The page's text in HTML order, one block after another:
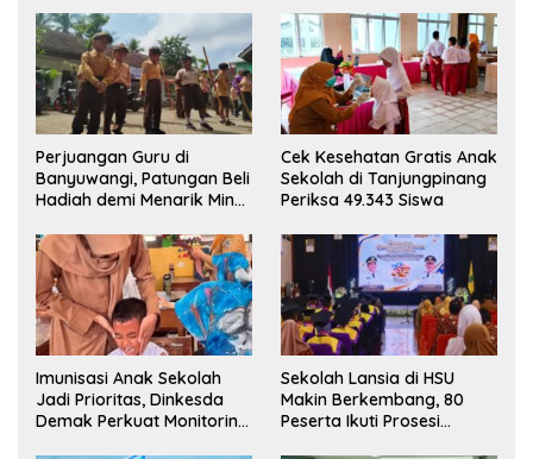
Perjuangan Guru di
Banyuwangi, Patungan Beli
Hadiah demi Menarik Minat
Cek Kesehatan Gratis Anak
Sekolah di Tanjungpinang
Periksa 49.343 Siswa
Imunisasi Anak Sekolah
Jadi Prioritas, Dinkesda
Demak Perkuat Monitoring
Sekolah Lansia di HSU
Makin Berkembang, 80
Peserta Ikuti Prosesi